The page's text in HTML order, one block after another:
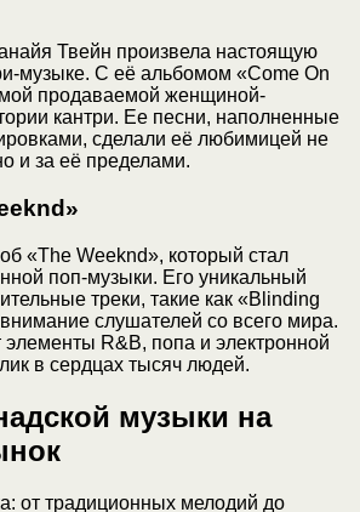
Твейн произвела настоящую
музыке. С её альбомом «Come On
продаваемой женщиной-
кантри. Ее песни, наполненные
сделали её любимицей не
и за её пределами.
«The Weeknd», который стал
поп-музыки. Его уникальный
треки, такие как «Blinding
слушателей со всего мира.
элементы R&B, попа и электронной
в сердцах тысяч людей.
музыки на